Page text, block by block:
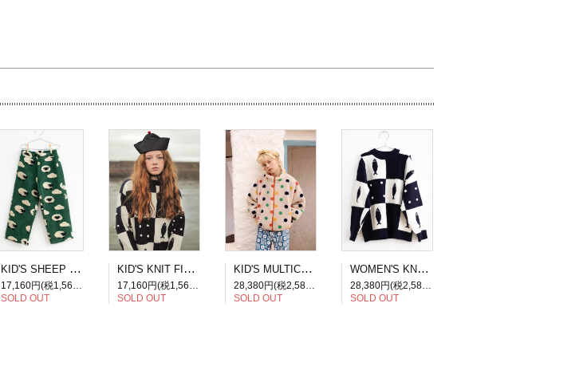
KID'S SHEEP PANTS
SOLD OUT
KID'S KNIT FISH PATCHWORK SWEATER
SOLD OUT
KID'S MULTICOLOR DOTS JACKET
SOLD OUT
WOMEN'S KNIT FISH PATCHWORK SWEATER
SOLD OUT